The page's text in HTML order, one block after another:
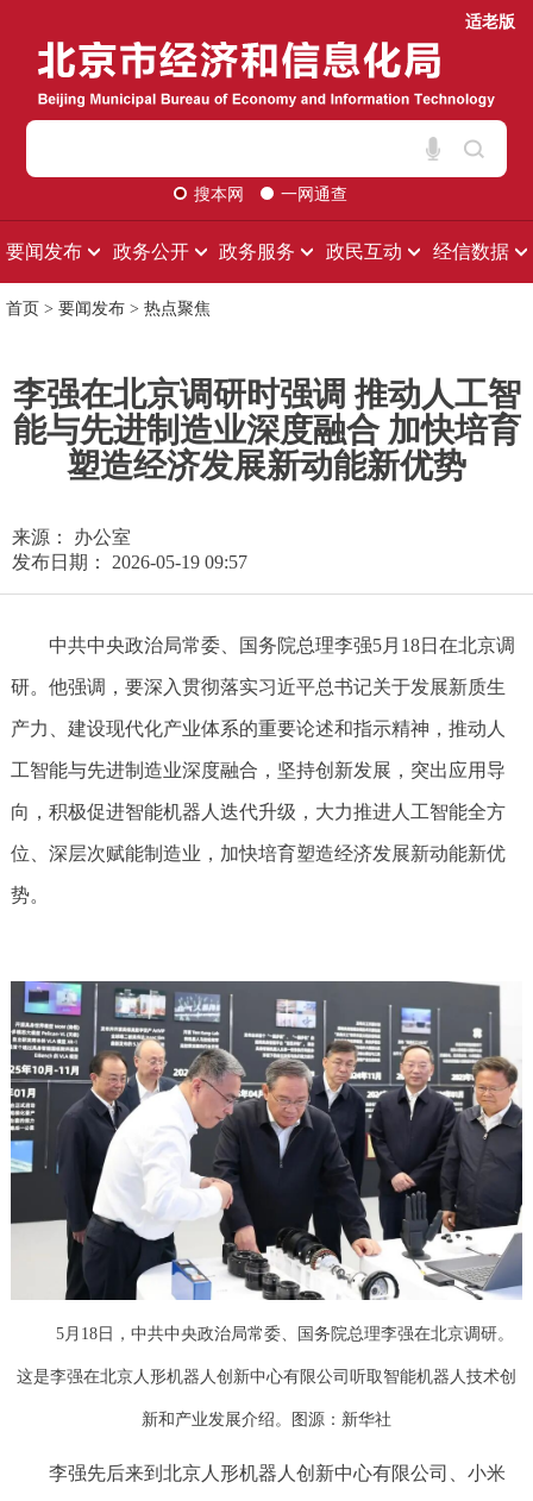
适老版
搜本网 一网通查
要闻发布 政务公开 政务服务 政民互动 经信数据
首页 > 要闻发布 > 热点聚焦
李强在北京调研时强调 推动人工智
能与先进制造业深度融合 加快培育
塑造经济发展新动能新优势
来源： 办公室
发布日期： 2026-05-19 09:57
中共中央政治局常委、国务院总理李强5月18日在北京调
研。他强调，要深入贯彻落实习近平总书记关于发展新质生
产力、建设现代化产业体系的重要论述和指示精神，推动人
工智能与先进制造业深度融合，坚持创新发展，突出应用导
向，积极促进智能机器人迭代升级，大力推进人工智能全方
位、深层次赋能制造业，加快培育塑造经济发展新动能新优
势。
5月18日，中共中央政治局常委、国务院总理李强在北京调研。
这是李强在北京人形机器人创新中心有限公司听取智能机器人技术创
新和产业发展介绍。图源：新华社
李强先后来到北京人形机器人创新中心有限公司、小米